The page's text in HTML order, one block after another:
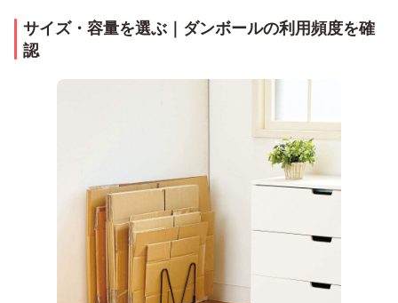
サイズ・容量を選ぶ｜ダンボールの利用頻度を確
認